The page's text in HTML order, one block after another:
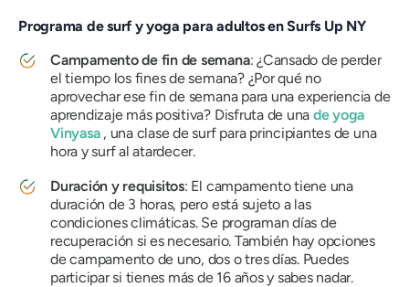
Programa de surf y yoga para adultos en Surfs Up NY
Campamento de fin de semana: ¿Cansado de perder
el tiempo los fines de semana? ¿Por qué no
aprovechar ese fin de semana para una experiencia de
aprendizaje más positiva? Disfruta de una de yoga
Vinyasa, una clase de surf para principiantes de una
hora y surf al atardecer.
Duración y requisitos: El campamento tiene una
duración de 3 horas, pero está sujeto a las
condiciones climáticas. Se programan días de
recuperación si es necesario. También hay opciones
de campamento de uno, dos o tres días. Puedes
participar si tienes más de 16 años y sabes nadar.